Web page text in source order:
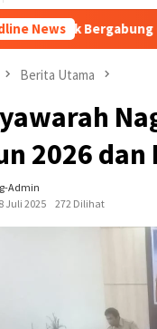
News
PPI Gelar Senam
Berita Utama
2026 dan
Admin
Juli 2025
272 Dilihat